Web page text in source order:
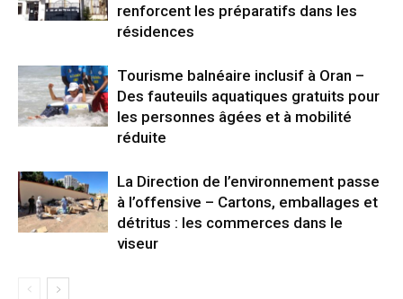
renforcent les préparatifs dans les
résidences
Tourisme balnéaire inclusif à Oran –
Des fauteuils aquatiques gratuits pour
les personnes âgées et à mobilité
réduite
La Direction de l’environnement passe
à l’offensive – Cartons, emballages et
détritus : les commerces dans le
viseur